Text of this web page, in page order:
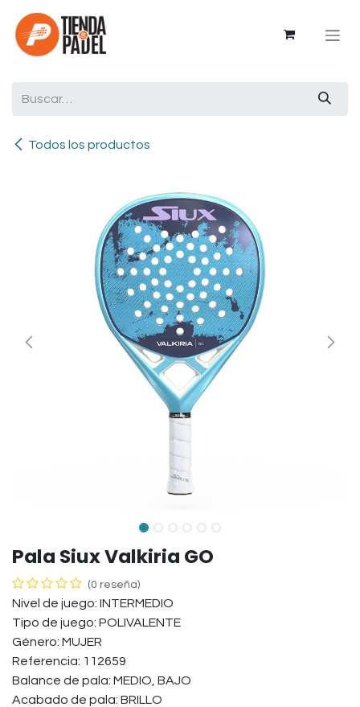
Ir al contenido
Todos los productos
Pala Siux Valkiria GO
(0 reseña)
Nivel de juego: INTERMEDIO
Tipo de juego: POLIVALENTE
Género: MUJER
Referencia: 112659
Balance de pala: MEDIO, BAJO
Acabado de pala: BRILLO